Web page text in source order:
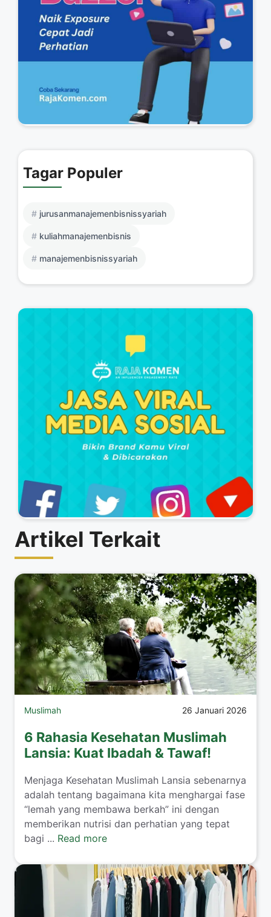
Tagar Populer
jurusanmanajemenbisnissyariah
kuliahmanajemenbisnis
manajemenbisnissyariah
Artikel Terkait
Muslimah 26 Januari 2026
6 Rahasia Kesehatan Muslimah
Lansia: Kuat Ibadah & Tawaf!
​Menjaga Kesehatan Muslimah Lansia sebenarnya
adalah tentang bagaimana kita menghargai fase
“lemah yang membawa berkah” ini dengan
memberikan nutrisi dan perhatian yang tepat
bagi ... Read more